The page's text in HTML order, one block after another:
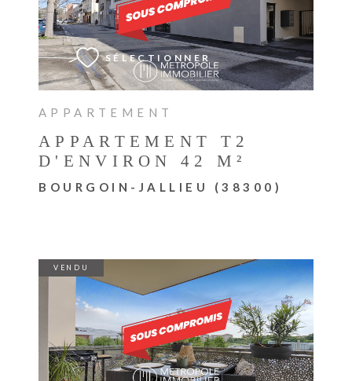
APPARTEMENT
APPARTEMENT T2
D'ENVIRON 42 M²
BOURGOIN-JALLIEU (38300)
SÉLECTIONNER
VOIR LE BIEN
VENDU
VOIR LE BIEN